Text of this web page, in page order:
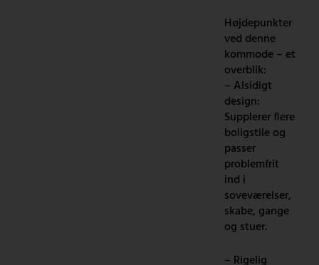
Højdepunkter
ved denne
kommode – et
overblik:
– Alsidigt
design:
Supplerer flere
boligstile og
passer
problemfrit
ind i
soveværelser,
skabe, gange
og stuer.
– Rigelig